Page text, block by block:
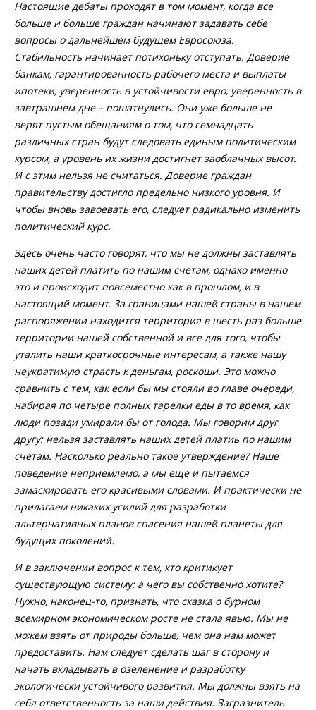
Настоящие дебаты проходят в том момент, когда все
больше и больше граждан начинают задавать себе
вопросы о дальнейшем будущем Евросоюза.
Стабильность начинает потихоньку отступать. Доверие
банкам, гарантированность рабочего места и выплаты
ипотеки, уверенность в устойчивости евро, уверенность в
завтрашнем дне – пошатнулись. Они уже больше не
верят пустым обещаниям о том, что семнадцать
различных стран будут следовать единым политическим
курсом, а уровень их жизни достигнет заоблачных высот.
И с этим нельзя не считаться. Доверие граждан
правительству достигло предельно низкого уровня. И
чтобы вновь завоевать его, следует радикально изменить
политический курс.
Здесь очень часто говорят, что мы не должны заставлять
наших детей платить по нашим счетам, однако именно
это и происходит повсеместно как в прошлом, и в
настоящий момент. За границами нашей страны в нашем
распоряжении находится территория в шесть раз больше
территории нашей собственной и все для того, чтобы
уталить наши краткосрочные интересам, а также нашу
неукратимую страсть к деньгам, роскоши. Это можно
сравнить с тем, как если бы мы стояли во главе очереди,
набирая по четыре полных тарелки еды в то время, как
люди позади умирали бы от голода. Мы говорим друг
другу: нельзя заставлять наших детей платиь по нашим
счетам. Насколько реально такое утверждение? Наше
поведение неприемлемо, а мы еще и пытаемся
замаскировать его красивыми словами. И практически не
прилагаем никаких усилий для разработки
альтернативных планов спасения нашей планеты для
будущих поколений.
И в заключении вопрос к тем, кто критикует
существующую систему: а чего вы собственно хотите?
Нужно, наконец-то, признать, что сказка о бурном
всемирном экономическом росте не стала явью. Мы не
можем взять от природы больше, чем она нам может
предоставить. Нам следует сделать шаг в сторону и
начать вкладывать в озеленение и разработку
экологически устойчивого развития. Мы должны взять на
себя ответственность за наши действия. Загразнитель